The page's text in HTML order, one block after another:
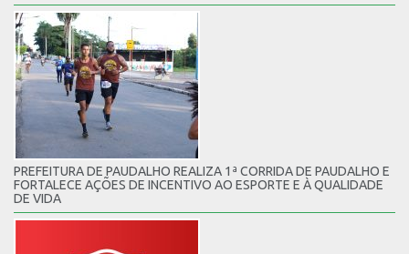
PREFEITURA DE PAUDALHO REALIZA 1ª CORRIDA DE PAUDALHO E
FORTALECE AÇÕES DE INCENTIVO AO ESPORTE E À QUALIDADE
DE VIDA